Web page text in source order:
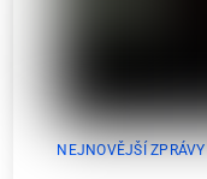
NEJNOVĚJŠÍ ZPRÁVY